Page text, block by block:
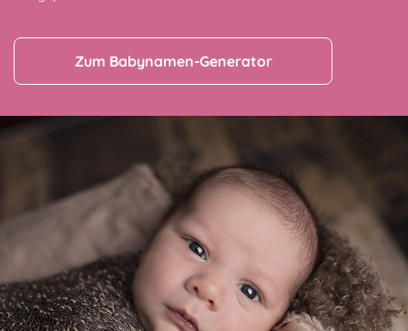
Zum Babynamen-Generator